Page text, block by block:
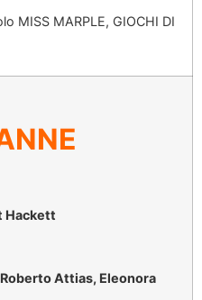
MISS MARPLE, GIOCHI DI
Hackett
Roberto Attias, Eleonora